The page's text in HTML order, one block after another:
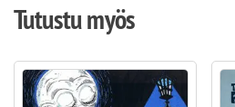
Tutustu myös